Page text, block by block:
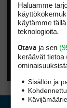
CSK Steel
Anna Backman, Katri
EPSON TOUR
Smoky Mountain
AMATÖÖRIGOLF
Finnish
AMATÖÖRIGOLF
Finnish
ja U18/FJT/
KORN FERRY TOUR
Pinnacle Bank
LEGENDS TOUR
Haluamme
käytämme
teknologioita.
Otava ja sen
keräävät
Sisällön ja